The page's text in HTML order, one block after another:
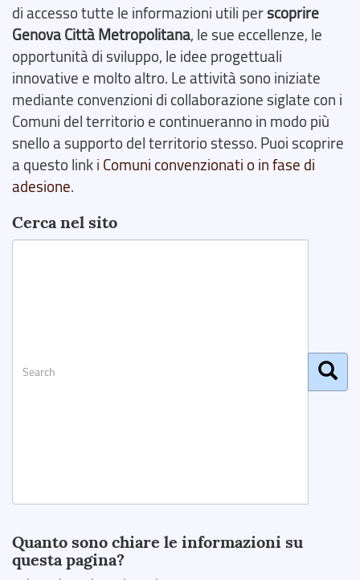
di accesso tutte le informazioni utili perscoprire
Genova Città Metropolitana, le sue eccellenze, le
opportunità di sviluppo, le idee progettuali
innovative e molto altro. Le attività sono iniziate
mediante convenzioni di collaborazione siglate con i
Comuni del territorio e continueranno in modo più
snello a supporto del territorio stesso. Puoi scoprire
a questo link i Comuni convenzionati o in fase di
adesione.
Cerca nel sito
Quanto sono chiare le informazioni su
questa pagina?